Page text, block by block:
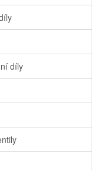
díly